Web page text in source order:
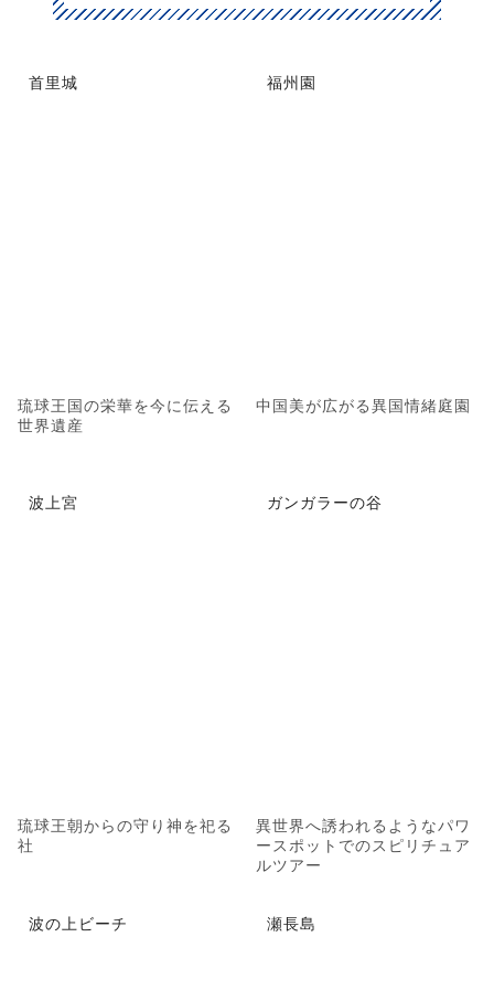
首里城
琉球王国の栄華を今に伝える
世界遺産
福州園
中国美が広がる異国情緒庭園
波上宮
琉球王朝からの守り神を祀る
社
ガンガラーの谷
異世界へ誘われるようなパワ
ースポットでのスピリチュア
ルツアー
波の上ビーチ 瀬長島